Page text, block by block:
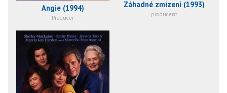
Angie (1994)
Producer
Záhadné zmizení (1993)
producent